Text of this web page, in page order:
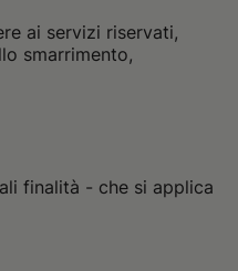
ai servizi riservati,
smarrimento,
finalità - che si applica